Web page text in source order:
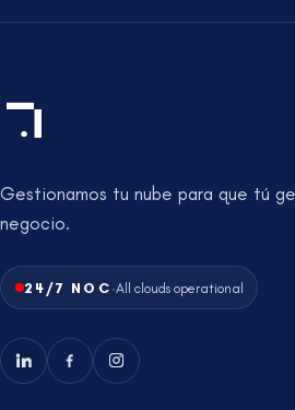
Gestionamos tu nube para que tú
negocio.
24/7 NOC ·All clouds operational